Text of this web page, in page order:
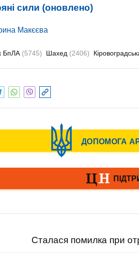
сили (оновлено)
Макєєва
БпЛА (5745) Шахед (2406)
Сталася помилка при